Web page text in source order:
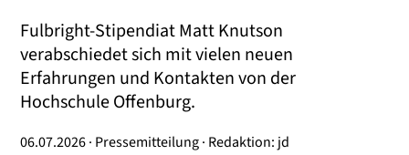
Fulbright-Stipendiat Matt Knutson
verabschiedet sich mit vielen neuen
Erfahrungen und Kontakten von der
Hochschule Offenburg.
06.07.2026 · Pressemitteilung · Redaktion: jd